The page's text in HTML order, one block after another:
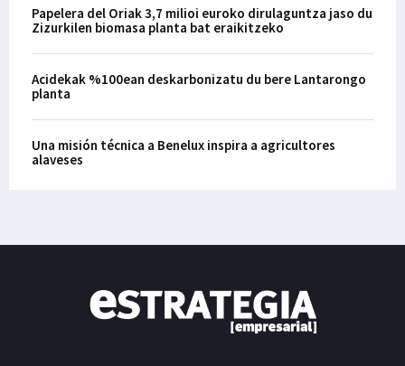
Papelera del Oriak 3,7 milioi euroko dirulaguntza jaso du
Zizurkilen biomasa planta bat eraikitzeko
Acidekak %100ean deskarbonizatu du bere Lantarongo
planta
Una misión técnica a Benelux inspira a agricultores
alaveses